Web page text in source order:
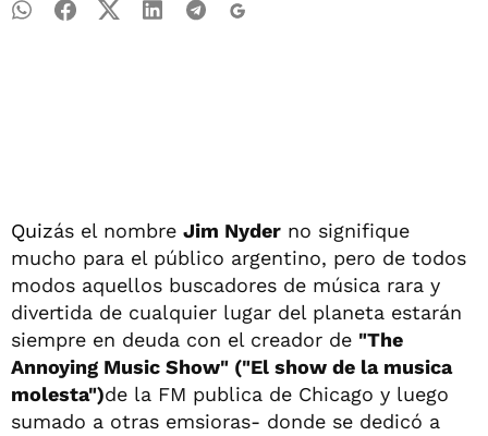
Quizás el nombre Jim Nyder no signifique
mucho para el público argentino, pero de todos
modos aquellos buscadores de música rara y
divertida de cualquier lugar del planeta estarán
siempre en deuda con el creador de "The
Annoying Music Show" ("El show de la musica
molesta")de la FM publica de Chicago y luego
sumado a otras emsioras- donde se dedicó a